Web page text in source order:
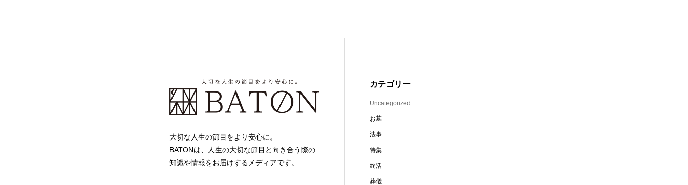
大切な人生の節目をより安心に。
BATONは、人生の大切な節目と向き合う際の
知識や情報をお届けするメディアです。
カテゴリー
Uncategorized
お墓
法事
特集
終活
葬儀